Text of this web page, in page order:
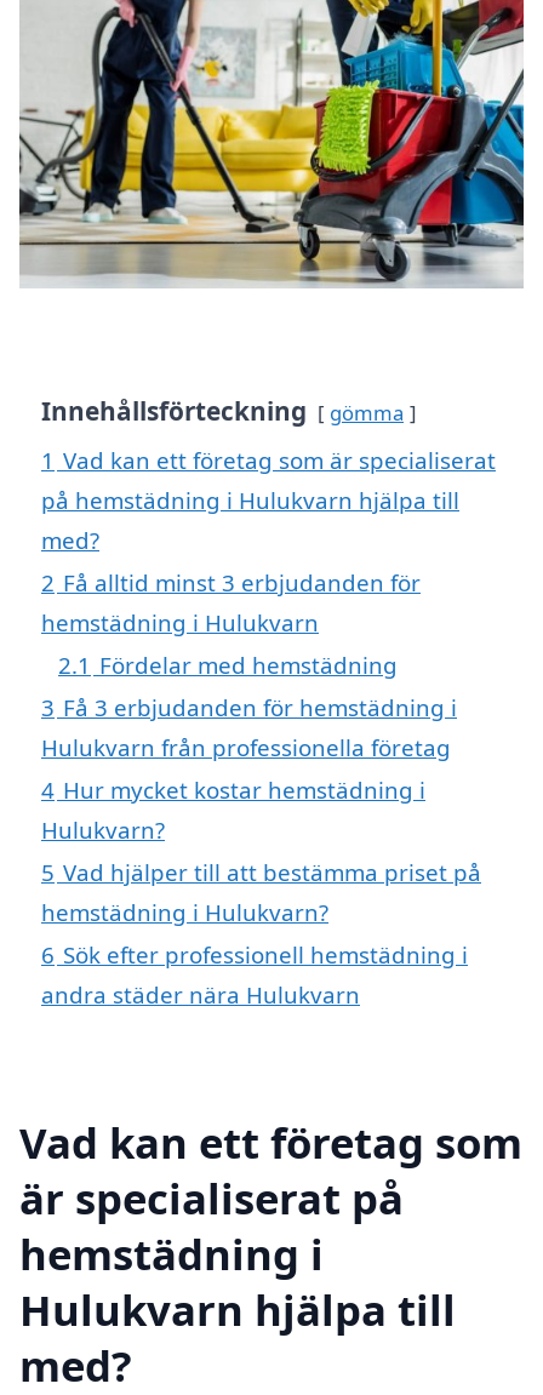
Innehållsförteckning gömma
1 Vad kan ett företag som är specialiserat
på hemstädning i Hulukvarn hjälpa till
med?
2 Få alltid minst 3 erbjudanden för
hemstädning i Hulukvarn
2.1 Fördelar med hemstädning
3 Få 3 erbjudanden för hemstädning i
Hulukvarn från professionella företag
4 Hur mycket kostar hemstädning i
Hulukvarn?
5 Vad hjälper till att bestämma priset på
hemstädning i Hulukvarn?
6 Sök efter professionell hemstädning i
andra städer nära Hulukvarn
Vad kan ett företag som
är specialiserat på
hemstädning i
Hulukvarn hjälpa till
med?